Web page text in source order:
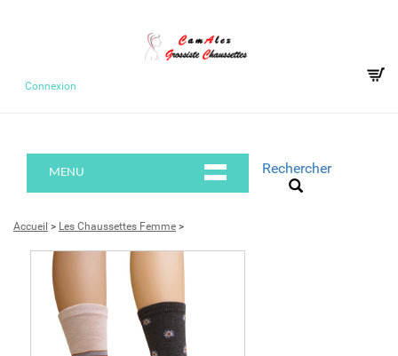
Connexion
MENU Rechercher
Accueil > Les Chaussettes Femme >